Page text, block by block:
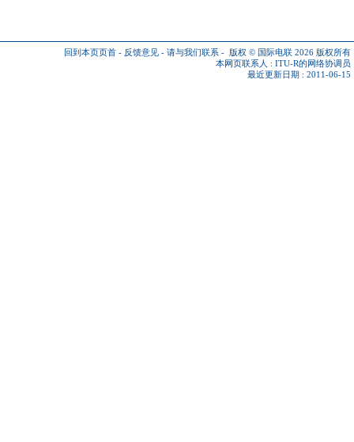
回到本页页首 - 反馈意见 - 请与我们联系 - 版权 © 国际电联 2026 版权所有
本网页联系人 : ITU-R的网络协调员
最近更新日期 : 2011-06-15